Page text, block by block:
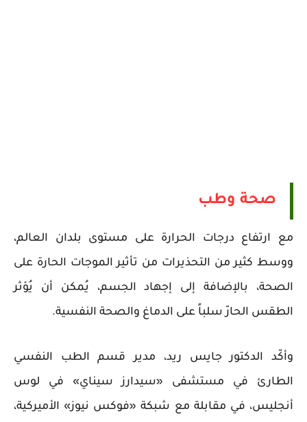
صحة وطب
مع ارتفاع درجات الحرارة على مستوى بلدان العالم،
ووسط كثير من التحذيرات من تأثير الموجات الحارة على
الصحة، بالإضافة إلى إجهاد الجسم، يُمكن أن يُؤثر
الطقس الحارّ سلباً على الدماغ والصحة النفسية.
وأكّد الدكتور جايس ريد، مدير قسم الطب النفسي
الطارئ في مستشفى «سيدارز سيناي» في لوس
أنجليس، في مقابلة مع شبكة «فوكس نيوز» الأميركية،